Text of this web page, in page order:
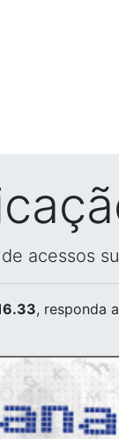
acessos
, responda